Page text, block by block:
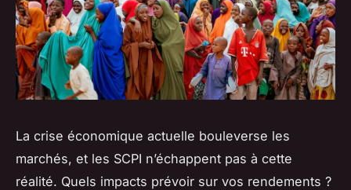
La crise économique actuelle bouleverse les
marchés, et les SCPI n’échappent pas à cette
réalité. Quels impacts prévoir sur vos rendements ?